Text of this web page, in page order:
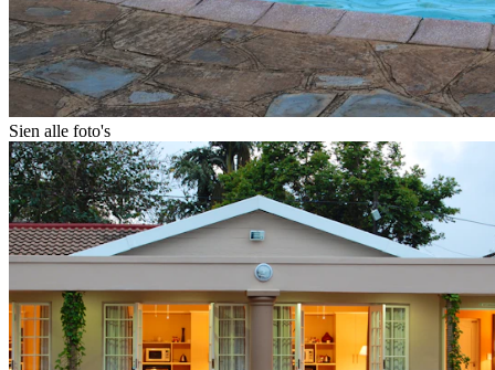
Sien alle foto's